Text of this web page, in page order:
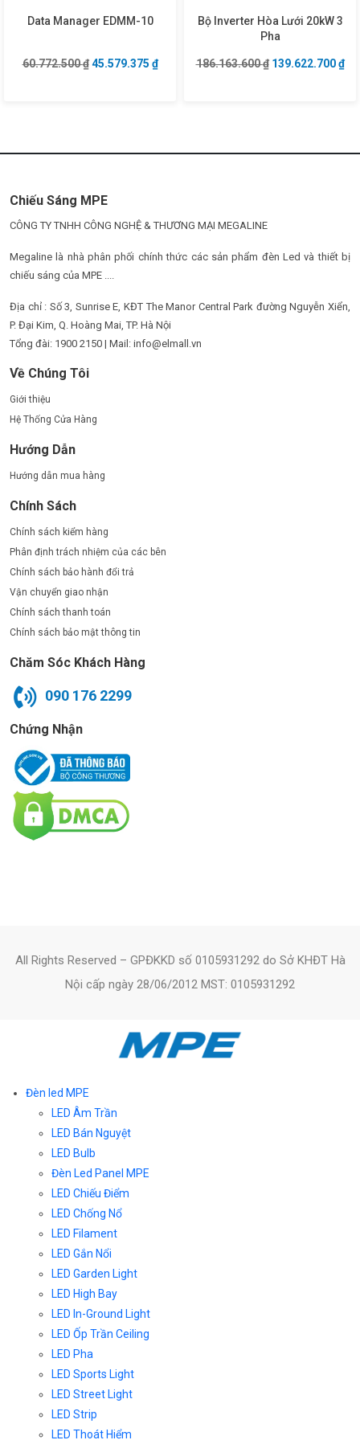
Data Manager EDMM-10
60.772.500₫ Giá gốc là: 60.772.500 ₫.
45.579.375 ₫Giá hiện tại là: 45.579.375 ₫.
Bộ Inverter Hòa Lưới 20kW 3
Pha
186.163.600₫ Giá gốc là:
139.622.700₫
Chiếu Sáng MPE
CÔNG TY TNHH CÔNG NGHỆ & THƯƠNG MẠI MEGALINE
Megaline là nhà phân phối chính thức các sản phẩm đèn Led và thiết bị
chiếu sáng của MPE ....
Địa chỉ : Số 3, Sunrise E, KĐT The Manor Central Park đường Nguyễn Xiển,
P. Đại Kim, Q. Hoàng Mai, TP. Hà Nội
Tổng đài: 1900 2150 | Mail: info@elmall.vn
Về Chúng Tôi
Giới thiệu
Hệ Thống Cửa Hàng
Hướng Dẫn
Hướng dẫn mua hàng
Chính Sách
Chính sách kiểm hàng
Phân định trách nhiệm của các bên
Chính sách bảo hành đổi trả
Vận chuyển giao nhận
Chính sách thanh toán
Chính sách bảo mật thông tin
Chăm Sóc Khách Hàng
090 176 2299
Chứng Nhận
All Rights Reserved – GPĐKKD số 0105931292 do Sở KHĐT Hà
Nội cấp ngày 28/06/2012 MST: 0105931292
Đèn led MPE
LED Âm Trần
LED Bán Nguyệt
LED Bulb
Đèn Led Panel MPE
LED Chiếu Điểm
LED Chống Nổ
LED Filament
LED Gắn Nổi
LED Garden Light
LED High Bay
LED In-Ground Light
LED Ốp Trần Ceiling
LED Pha
LED Sports Light
LED Street Light
LED Strip
LED Thoát Hiểm